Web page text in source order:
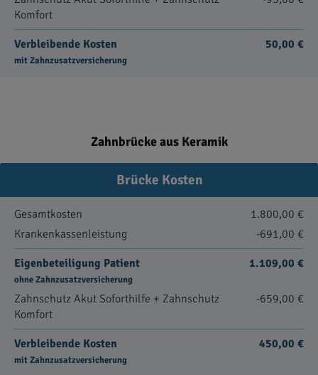
Komfort
Verbleibende Kosten
mit Zahnzusatzversicherung
50,00 €
Zahnbrücke aus Keramik
Brücke Kosten
Gesamtkosten
1.800,00 €
Krankenkassenleistung
-691,00 €
Eigenbeteiligung Patient
ohne Zahnzusatzversicherung
1.109,00 €
Zahnschutz Akut Soforthilfe + Zahnschutz
Komfort
-659,00 €
Verbleibende Kosten
mit Zahnzusatzversicherung
450,00 €